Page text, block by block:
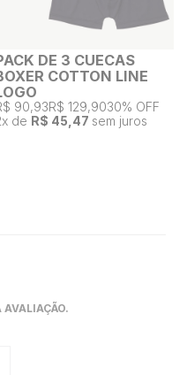
DE 3 CUECAS
COTTON LINE
90,93R$ 129,9030% OFF
x de R$ 45,47 sem juros
AVALIAÇÃO.